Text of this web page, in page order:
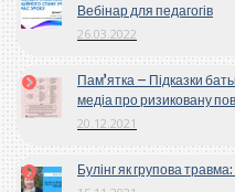
Вебінар для педагогів
26.03.2022
Пам’ятка – Підказки
медіа про ризиковану
20.12.2021
Булінг як групова